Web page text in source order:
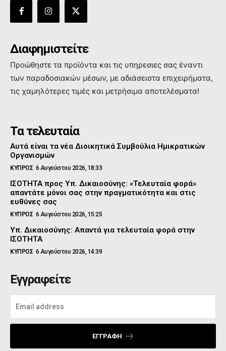
Διαφημιστείτε
Προώθηστε τα προϊόντα και τις υπηρεσιες σας έναντι
των παραδοσιακών μέσων, με αδιάσειστα επιχειρήματα,
τις χαμηλότερες τιμές και μετρήσιμα αποτελέσματα!
Τα τελευταία
Αυτά είναι τα νέα Διοικητικά Συμβούλια Ημικρατικών
Οργανισμών
ΚΥΠΡΟΣ 6 Αυγούστου 2026, 18:33
ΙΣΟΤΗΤΑ προς Υπ. Δικαιοσύνης: «Τελευταία φορά»
απαντάτε μόνοι σας στην πραγματικότητα και στις
ευθύνες σας
ΚΥΠΡΟΣ 6 Αυγούστου 2026, 15:25
Υπ. Δικαιοσύνης: Απαντά για τελευταία φορά στην
ΙΣΟΤΗΤΑ
ΚΥΠΡΟΣ 6 Αυγούστου 2026, 14:39
Εγγραφείτε
ΕΓΓΡΑΦΉ